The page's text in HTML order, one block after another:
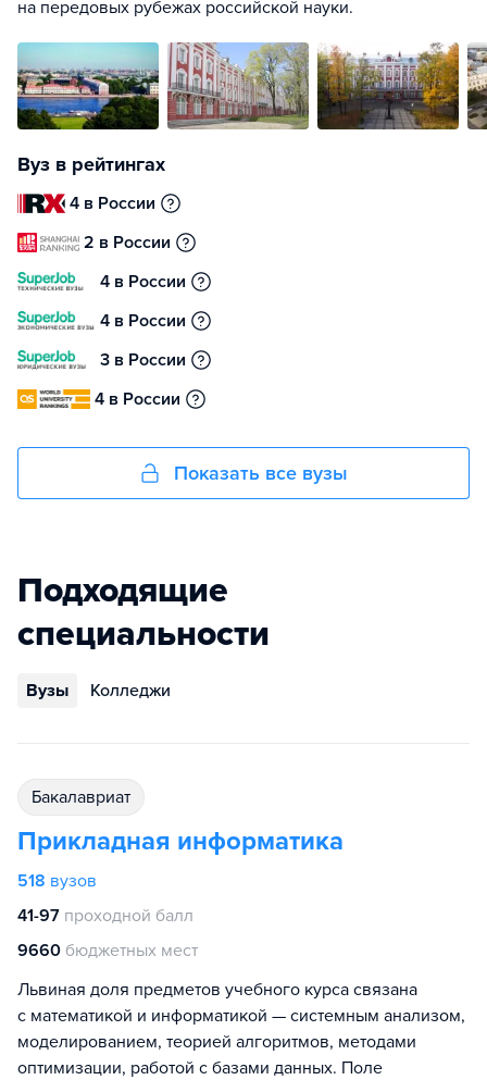
на передовых рубежах российской науки.
Вуз в рейтингах
4 в России
2 в России
4 в России
4 в России
3 в России
4 в России
Показать все вузы
Подходящие
специальности
Вузы Колледжи
бакалавриат
Прикладная информатика
518 вузов
41-97 проходной балл
9660 бюджетных мест
Львиная доля предметов учебного курса связана
с математикой и информатикой — системным анализом,
моделированием, теорией алгоритмов, методами
оптимизации, работой с базами данных. Поле